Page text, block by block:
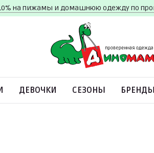
на пижамы и домашнюю одежду по
ДЕВОЧКИ СЕЗОНЫ БРЕНДЫ